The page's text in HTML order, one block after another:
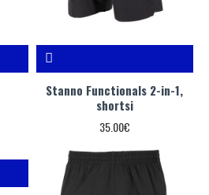
Stanno Functionals 2-in-1,
shortsi
35.00€